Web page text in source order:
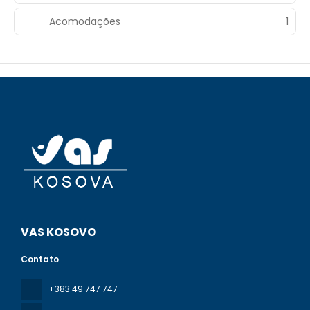
Acomodações 1
VAS KOSOVO
Contato
+383 49 747 747